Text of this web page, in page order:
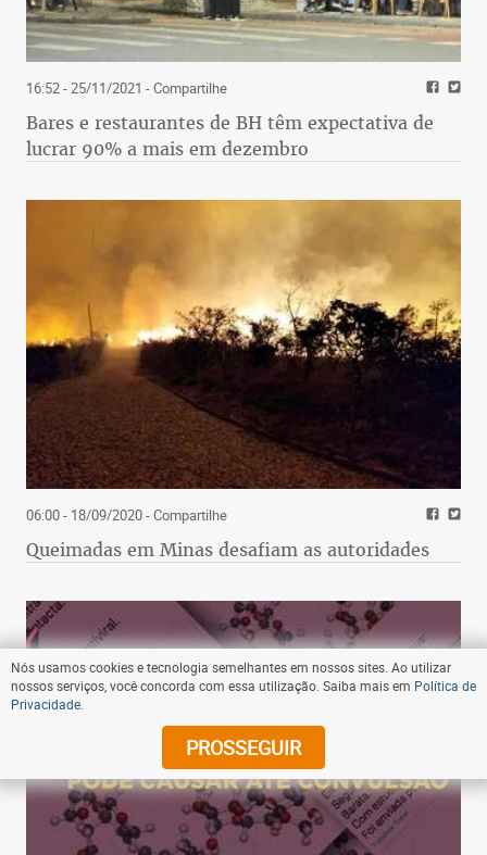
16:52 - 25/11/2021 - Compartilhe
Bares e restaurantes de BH têm expectativa de
lucrar 90% a mais em dezembro
06:00 - 18/09/2020- Compartilhe
Queimadas em Minas desafiam as autoridades
Nós usamos cookies e tecnologia semelhantes em nossos sites. Ao utilizar
nossos serviços, você concorda com essa utilização. Saiba mais em Política de
Privacidade
PROSSEGUIR